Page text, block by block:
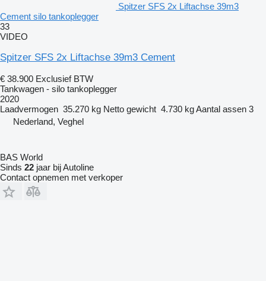
Spitzer SFS 2x Liftachse 39m3
Cement silo tankoplegger
33
VIDEO
Spitzer SFS 2x Liftachse 39m3 Cement
€ 38.900 Exclusief BTW
Tankwagen - silo tankoplegger
2020
Laadvermogen 35.270 kg Netto gewicht 4.730 kgAantal assen 3
Nederland, Veghel
BAS World
Sinds 22 jaar bij Autoline
Contact opnemen met verkoper